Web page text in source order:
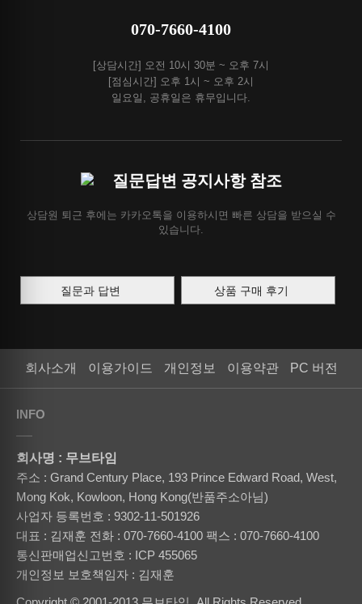
070-7660-4100
[상담시간] 오전 10시 30분 ~ 오후 7시
[점심시간] 오후 1시 ~ 오후 2시
일요일, 공휴일은 휴무입니다.
질문답변 공지사항 참조
상담원 퇴근 후에는 카카오톡을 이용하시면 빠른 상담을 받으실 수
있습니다.
질문과 답변 상품 구매 후기
회사소개 이용가이드 개인정보 이용약관 PC 버전
INFO
회사명 : 무브타임
주소 : Grand Century Place, 193 Prince Edward Road, West,
Mong Kok, Kowloon, Hong Kong(반품주소아님)
사업자 등록번호 : 9302-11-501926
대표 : 김재훈 전화 : 070-7660-4100 팩스 : 070-7660-4100
통신판매업신고번호 : ICP 455065
개인정보 보호책임자 : 김재훈